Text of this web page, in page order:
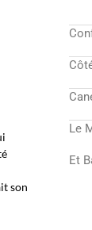
son
Le
Et